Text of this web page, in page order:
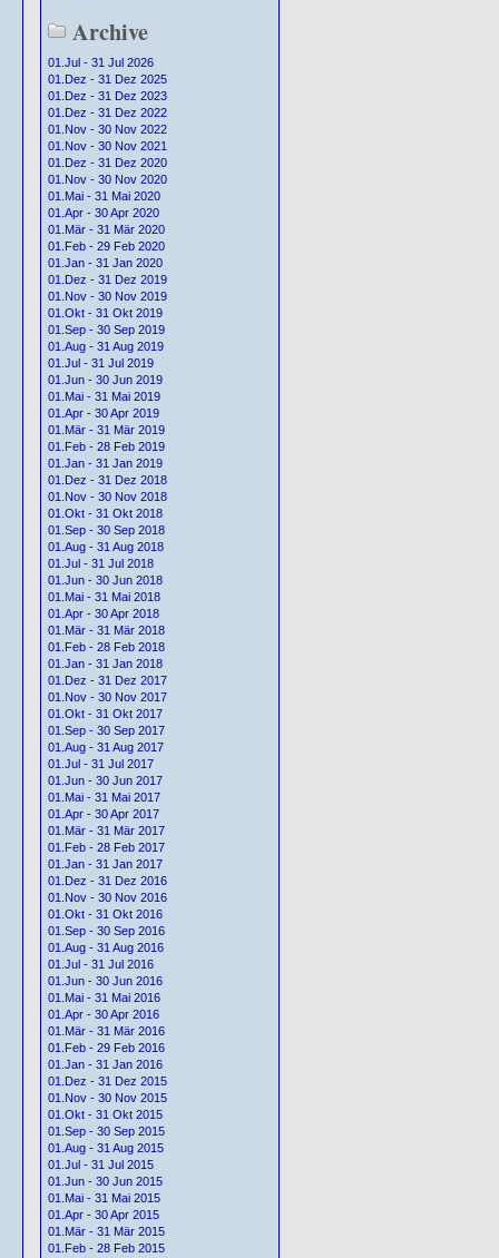
Archive
01.Jul - 31 Jul 2026
01.Dez - 31 Dez 2025
01.Dez - 31 Dez 2023
01.Dez - 31 Dez 2022
01.Nov - 30 Nov 2022
01.Nov - 30 Nov 2021
01.Dez - 31 Dez 2020
01.Nov - 30 Nov 2020
01.Mai - 31 Mai 2020
01.Apr - 30 Apr 2020
01.Mär - 31 Mär 2020
01.Feb - 29 Feb 2020
01.Jan - 31 Jan 2020
01.Dez - 31 Dez 2019
01.Nov - 30 Nov 2019
01.Okt - 31 Okt 2019
01.Sep - 30 Sep 2019
01.Aug - 31 Aug 2019
01.Jul - 31 Jul 2019
01.Jun - 30 Jun 2019
01.Mai - 31 Mai 2019
01.Apr - 30 Apr 2019
01.Mär - 31 Mär 2019
01.Feb - 28 Feb 2019
01.Jan - 31 Jan 2019
01.Dez - 31 Dez 2018
01.Nov - 30 Nov 2018
01.Okt - 31 Okt 2018
01.Sep - 30 Sep 2018
01.Aug - 31 Aug 2018
01.Jul - 31 Jul 2018
01.Jun - 30 Jun 2018
01.Mai - 31 Mai 2018
01.Apr - 30 Apr 2018
01.Mär - 31 Mär 2018
01.Feb - 28 Feb 2018
01.Jan - 31 Jan 2018
01.Dez - 31 Dez 2017
01.Nov - 30 Nov 2017
01.Okt - 31 Okt 2017
01.Sep - 30 Sep 2017
01.Aug - 31 Aug 2017
01.Jul - 31 Jul 2017
01.Jun - 30 Jun 2017
01.Mai - 31 Mai 2017
01.Apr - 30 Apr 2017
01.Mär - 31 Mär 2017
01.Feb - 28 Feb 2017
01.Jan - 31 Jan 2017
01.Dez - 31 Dez 2016
01.Nov - 30 Nov 2016
01.Okt - 31 Okt 2016
01.Sep - 30 Sep 2016
01.Aug - 31 Aug 2016
01.Jul - 31 Jul 2016
01.Jun - 30 Jun 2016
01.Mai - 31 Mai 2016
01.Apr - 30 Apr 2016
01.Mär - 31 Mär 2016
01.Feb - 29 Feb 2016
01.Jan - 31 Jan 2016
01.Dez - 31 Dez 2015
01.Nov - 30 Nov 2015
01.Okt - 31 Okt 2015
01.Sep - 30 Sep 2015
01.Aug - 31 Aug 2015
01.Jul - 31 Jul 2015
01.Jun - 30 Jun 2015
01.Mai - 31 Mai 2015
01.Apr - 30 Apr 2015
01.Mär - 31 Mär 2015
01.Feb - 28 Feb 2015